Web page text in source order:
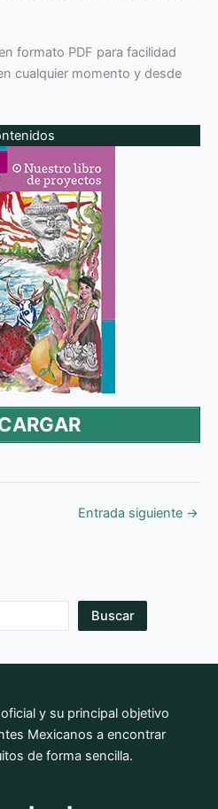
formato PDF para facilidad
cualquier momento y desde
Entrada siguiente →
Buscar
y su principal objetivo
Mexicanos a encontrar
de forma sencilla.